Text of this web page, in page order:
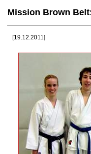
Mission Brown
[19.12.2011]